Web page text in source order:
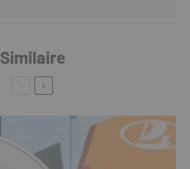
Similaire